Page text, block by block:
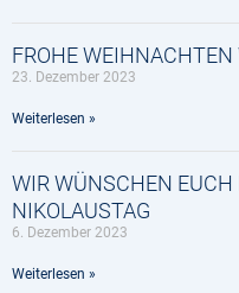
FROHE
23. Dezember 2023
Weiterlesen »
WIR WÜNSCHEN
NIKOLAUSTAG
6. Dezember 2023
Weiterlesen »